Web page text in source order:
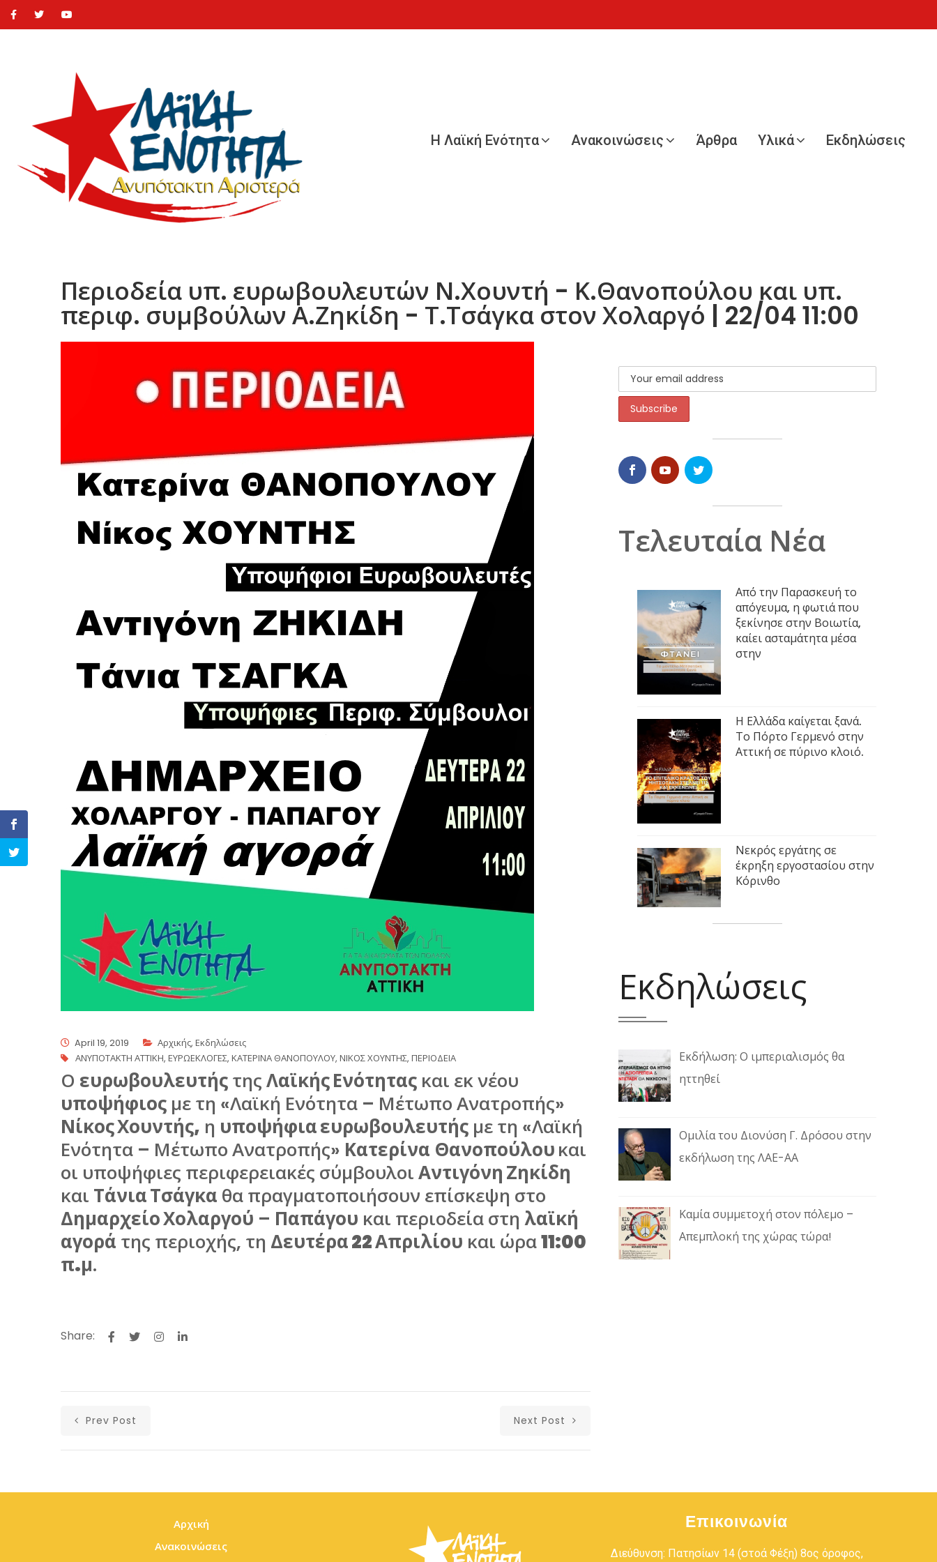
Η Λαϊκή Ενότητα Ανακοινώσεις Άρθρα Υλικά Εκδηλώσεις
Περιοδεία υπ. ευρωβουλευτών Ν.Χουντή - Κ.Θανοπούλου και υπ.
περιφ. συμβούλων Α.Ζηκίδη - Τ.Τσάγκα στον Χολαργό | 22/04 11:00
April 19, 2019 Αρχικής, Εκδηλώσεις
ΑΝΥΠΟΤΑΚΤΗ ΑΤΤΙΚΗ, ΕΥΡΩΕΚΛΟΓΕΣ, ΚΑΤΕΡΙΝΑ ΘΑΝΟΠΟΥΛΟΥ, ΝΙΚΟΣ ΧΟΥΝΤΗΣ, ΠΕΡΙΟΔΕΙΑ
Ο ευρωβουλευτήςτηςΛαϊκής Ενότητας και εκ νέου
υποψήφιος με τη «Λαϊκή Ενότητα – Μέτωπο Ανατροπής»
Νίκος Χουντής, η υποψήφια ευρωβουλευτής με τη «Λαϊκή
Ενότητα – Μέτωπο Ανατροπής» Κατερίνα Θανοπούλουκαι
οι υποψήφιες περιφερειακές σύμβουλοιΑντιγόνη Ζηκίδη
και Τάνια Τσάγκα θα πραγματοποιήσουν επίσκεψη στο
Δημαρχείο Χολαργού – Παπάγου και περιοδεία στη λαϊκή
αγορά της περιοχής, τη Δευτέρα 22 Απριλίου και ώρα11:00
π.μ.
Share:
Prev Post Next Post
Τελευταία Νέα
Από την Παρασκευή το
απόγευμα, η φωτιά που
ξεκίνησε στην Βοιωτία,
καίει ασταμάτητα μέσα
στην
Η Ελλάδα καίγεται ξανά.
Το Πόρτο Γερμενό στην
Αττική σε πύρινο κλοιό.
Νεκρός εργάτης σε
έκρηξη εργοστασίου στην
Κόρινθο
Εκδηλώσεις
Εκδήλωση: Ο ιμπεριαλισμός θα
ηττηθεί
Ομιλία του Διονύση Γ. Δρόσου στην
εκδήλωση της ΛΑΕ-ΑΑ
Καμία συμμετοχή στον πόλεμο –
Απεμπλοκή της χώρας τώρα!
Αρχική
Ανακοινώσεις
Επικοινωνία
Διεύθυνση: Πατησίων 14 (στοά Φέξη) 8ος όροφος,